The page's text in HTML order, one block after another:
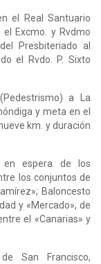
el Real Santuario
Excmo. y Rvdmo
Presbiteriado al
el Rvdo. P. Sixto
a La
y meta en el
km. y duración
espera de los
los conjuntos de
Baloncesto
y «Mercado», de
el «Canarias» y
San Francisco,